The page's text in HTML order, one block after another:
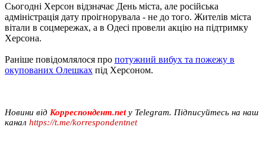
Сьогодні Херсон відзначає День міста, але російська
адміністрація дату проігнорувала - не до того. Жителів міста
вітали в соцмережах, а в Одесі провели акцію на підтримку
Херсона.
Раніше повідомлялося про потужний вибух та пожежу в
окупованих Олешках під Херсоном.
Новини від Корреспондент.netу Telegram. Підписуйтесь на наш
канал https://t.me/korrespondentnet